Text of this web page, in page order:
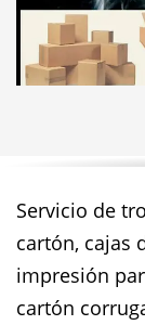
Servicio de
cartón, cajas
impresión
cartón